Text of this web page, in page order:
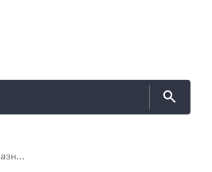
ТРАВАПРЕСС РОМФАРМ капли глазные 2,5мл 0,04мг/мл N1